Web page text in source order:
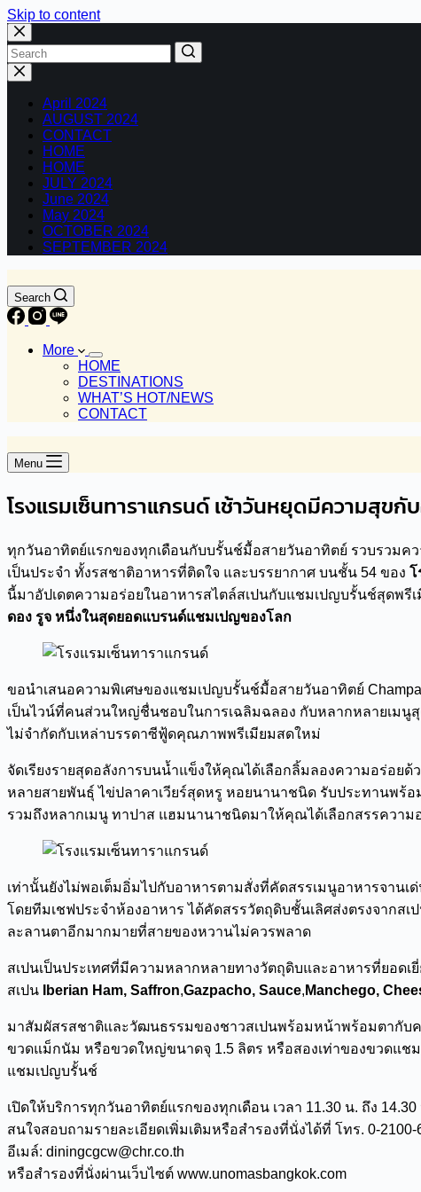
Skip to content
No
results
April 2024
AUGUST 2024
CONTACT
HOME
HOME
JULY 2024
June 2024
May 2024
OCTOBER 2024
SEPTEMBER 2024
Search
More
HOME
DESTINATIONS
WHAT’S HOT/NEWS
CONTACT
Menu
โรงแรมเซ็นทาราแกรนด์ เช้าวันหยุดมีความสุขกั
ทุกวันอาทิตย์แรกของทุกเดือนกับบรั้นช์มื้อสายวันอาทิตย์ รวบรวม
เป็นประจำ ทั้งรสชาติอาหารที่ติดใจ และบรรยากาศ บนชั้น 54 ของ โ
นี้มาอัปเดตความอร่อยในอาหารสไตล์สเปนกับแชมเปญบรั้นช์สุดพรีเ
ดอง รูจ หนึ่งในสุดยอดแบรนด์แชมเปญของโลก
ขอนำเสนอความพิเศษของแชมเปญบรั้นช์มื้อสายวันอาทิตย์
เป็นไวน์ที่คนส่วนใหญ่ชื่นชอบในการเฉลิมฉลอง กับหลากหลายเมนู
ไม่จำกัดกับเหล่าบรรดาซีฟู้ดคุณภาพพรีเมียมสดใหม่
จัดเรียงรายสุดอลังการบนน้ำแข็งให้คุณได้เลือกลิ้มลองความอร่อยด้
หลายสายพันธุ์ ไข่ปลาคาเวียร์สุดหรู หอยนานาชนิด รับประทานพร้
รวมถึงหลากเมนู ทาปาส แฮมนานาชนิดมาให้คุณได้เลือกสรรความอ
เท่านั้นยังไม่พอเต็มอิ่มไปกับอาหารตามสั่งที่คัดสรรเมนูอาหารจาน
โดยทีมเชฟประจำห้องอาหาร ได้คัดสรรวัตถุดิบชั้นเลิศส่งตรงจาก
ละลานตาอีกมากมายที่สายของหวานไม่ควรพลาด
สเปนเป็นประเทศที่มีความหลากหลายทางวัตถุดิบและอาหารที่ยอด
สเปน Iberian Ham, Saffron,Gazpacho, Sauce, Manchego,
มาสัมผัสรสชาติและวัฒนธรรมของชาวสเปนพร้อมหน้าพร้อมตากับ
ขวดแม็กนัม หรือขวดใหญ่ขนาดจุ 1.5 ลิตร หรือสองเท่าของขวดแช
แชมเปญบรั้นช์
เปิดให้บริการทุกวันอาทิตย์แรกของทุกเดือน เวลา 11.30 น. ถึง 14.30
สนใจสอบถามรายละเอียดเพิ่มเติมหรือสำรองที่นั่งได้ที่ โทร. 0-2100-
อีเมล์: diningcgcw@chr.co.th
หรือสำรองที่นั่งผ่านเว็บไซต์ www.unomasbangkok.com